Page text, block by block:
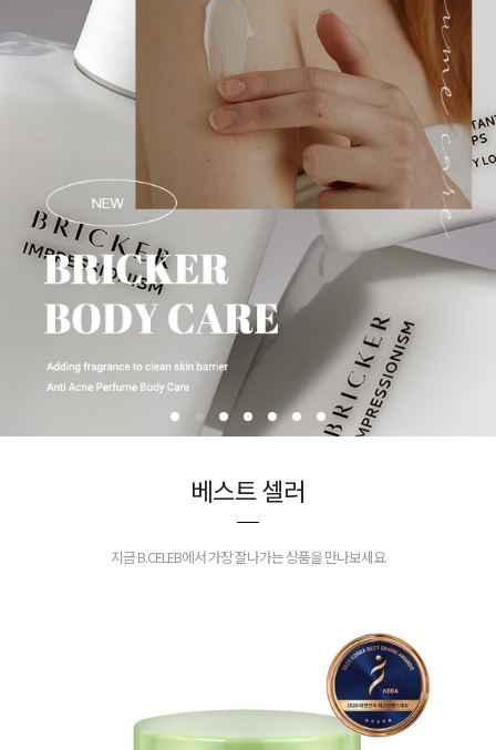
베스트 셀러
지금 B.CELEB에서 가장 잘나가는 상품을 만나보세요